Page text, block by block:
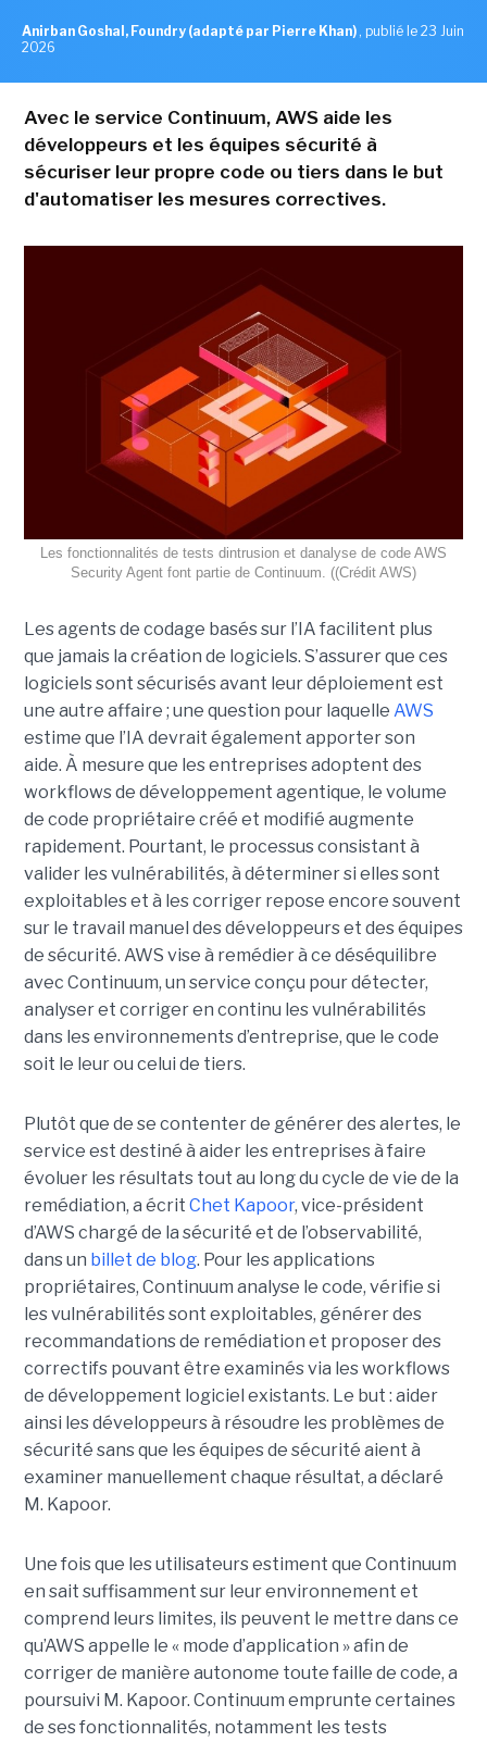
Anirban Goshal, Foundry (adapté par Pierre Khan) , publié le 23 Juin
2026
Avec le service Continuum, AWS aide les
développeurs et les équipes sécurité à
sécuriser leur propre code ou tiers dans le but
d'automatiser les mesures correctives.
Les fonctionnalités de tests dintrusion et danalyse de code AWS
Security Agent font partie de Continuum. ((Crédit AWS)
Les agents de codage basés sur l’IA facilitent plus
que jamais la création de logiciels. S’assurer que ces
logiciels sont sécurisés avant leur déploiement est
une autre affaire ; une question pour laquelle AWS
estime que l’IA devrait également apporter son
aide. À mesure que les entreprises adoptent des
workflows de développement agentique, le volume
de code propriétaire créé et modifié augmente
rapidement. Pourtant, le processus consistant à
valider les vulnérabilités, à déterminer si elles sont
exploitables et à les corriger repose encore souvent
sur le travail manuel des développeurs et des équipes
de sécurité. AWS vise à remédier à ce déséquilibre
avec Continuum, un service conçu pour détecter,
analyser et corriger en continu les vulnérabilités
dans les environnements d’entreprise, que le code
soit le leur ou celui de tiers.
Plutôt que de se contenter de générer des alertes, le
service est destiné à aider les entreprises à faire
évoluer les résultats tout au long du cycle de vie de la
remédiation, a écrit Chet Kapoor, vice-président
d’AWS chargé de la sécurité et de l’observabilité,
dans un billet de blog. Pour les applications
propriétaires, Continuum analyse le code, vérifie si
les vulnérabilités sont exploitables, générer des
recommandations de remédiation et proposer des
correctifs pouvant être examinés via les workflows
de développement logiciel existants. Le but : aider
ainsi les développeurs à résoudre les problèmes de
sécurité sans que les équipes de sécurité aient à
examiner manuellement chaque résultat, a déclaré
M. Kapoor.
Une fois que les utilisateurs estiment que Continuum
en sait suffisamment sur leur environnement et
comprend leurs limites, ils peuvent le mettre dans ce
qu’AWS appelle le « mode d’application » afin de
corriger de manière autonome toute faille de code, a
poursuivi M. Kapoor. Continuum emprunte certaines
de ses fonctionnalités, notamment les tests